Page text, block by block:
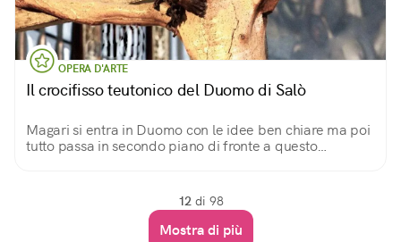
OPERA D'ARTE
Il crocifisso teutonico del Duomo di Salò
Magari si entra in Duomo con le idee ben chiare ma poi
tutto passa in secondo piano di fronte a questo
12 di 98
Mostra di più